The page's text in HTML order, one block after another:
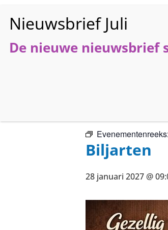
Evenementenreeks:
Biljarten
28 januari 2027 @
De nieuwe nieuwsbrief